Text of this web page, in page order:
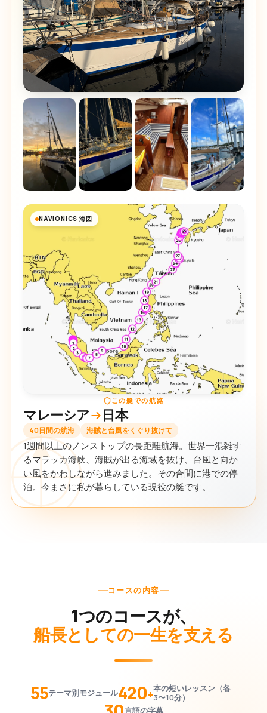
NAVIONICS 海図
この艇での航路
マレーシア 日本
40日間の航海 海賊と台風をくぐり抜けて
1週間以上のノンストップの長距離航海。世界一混雑す
るマラッカ海峡、海賊が出る海域を抜け、台風と向か
い風をかわしながら進みました。その合間に港での停
泊。今まさに私が暮らしている現役の艇です。
コースの内容
1つのコースが、
船長としての一生を支える
55テーマ別モジュール420+本の短いレッスン（各
3〜10分）
言語の字幕